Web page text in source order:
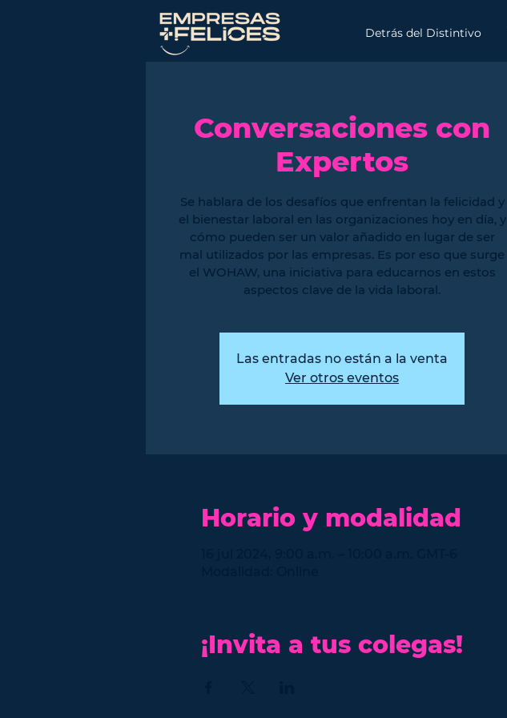
Detrás del Distintivo
Conversaciones con
Expertos
Se hablara de los desafíos que enfrentan la felicidad y
el bienestar laboral en las organizaciones hoy en día, y
cómo pueden ser un valor añadido en lugar de ser
mal utilizados por las empresas. Es por eso que surge
el WOHAW, una iniciativa para educarnos en estos
aspectos clave de la vida laboral.
Las entradas no están a la venta
Ver otros eventos
Horario y modalidad
¡Invita a tus colegas!